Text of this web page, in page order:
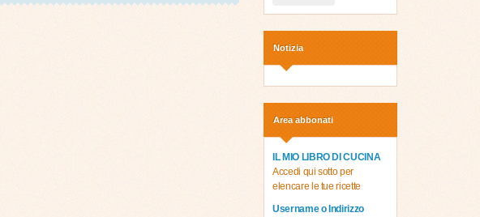
Notizia
Area abbonati
IL MIO LIBRO DI CUCINA
Accedi qui sotto per
elencare le tue ricette
Username o Indirizzo